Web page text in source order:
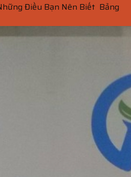
Điều Bạn Nên Biết Bảng